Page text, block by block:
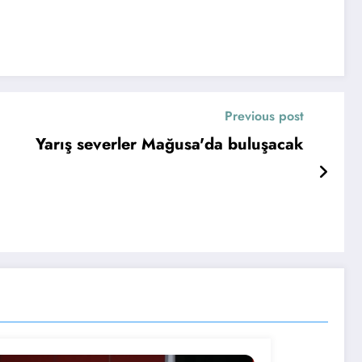
Previous post
Yarış severler Mağusa'da buluşacak